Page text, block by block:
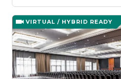
VIRTUAL / HYBRID READY